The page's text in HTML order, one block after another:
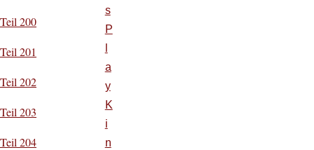
Teil 200
Teil 201
Teil 202
Teil 203
Teil 204
s
P
a
y
K
i
n